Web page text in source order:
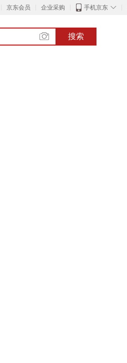
京东会员 企业采购 ◇
手机京东
搜索